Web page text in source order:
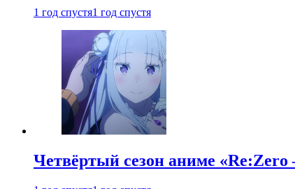
1 год спустя1 год спустя
Четвёртый сезон аниме